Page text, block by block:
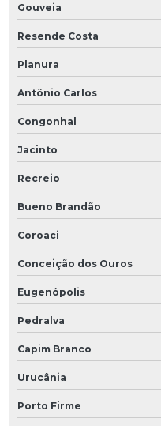
Gouveia
Resende Costa
Planura
Antônio Carlos
Congonhal
Jacinto
Recreio
Bueno Brandão
Coroaci
Conceição dos Ouros
Eugenópolis
Pedralva
Capim Branco
Urucânia
Porto Firme